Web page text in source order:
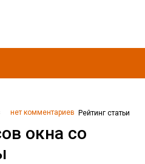
нет комментариев Рейтинг статьи
окна со